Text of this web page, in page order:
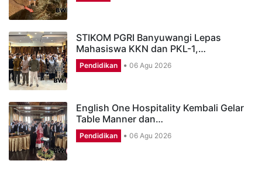
STIKOM PGRI Banyuwangi Lepas
Mahasiswa KKN dan PKL-1,…
Pendidikan 06 Agu 2026
English One Hospitality Kembali Gelar
Table Manner dan…
Pendidikan 06 Agu 2026